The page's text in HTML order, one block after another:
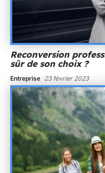
Reconversion
sûr de son choix ?
Entreprise 23 février 2023